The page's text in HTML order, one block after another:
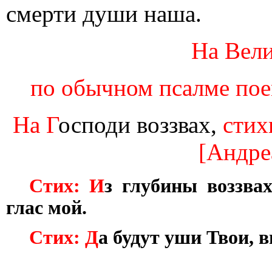
смерти души наша.
На
по обычном псалме
На Господи воззвах,
Стих: Из глубины
глас мой.
Стих: Да будут уши Твои,